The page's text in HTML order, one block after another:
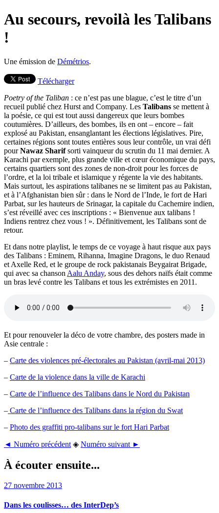
Au secours, revoilà les Talibans
!
Une émission de Démétrios.
Télécharger
Poetry of the Taliban : ce n’est pas une blague, c’est le titre d’un
recueil publié chez Hurst and Company. Les Talibans se mettent à
la poésie, ce qui est tout aussi dangereux que leurs bombes
coutumières. D’ailleurs, des bombes, ils en ont – encore – fait
explosé au Pakistan, ensanglantant les élections législatives. Pire,
certaines régions sont toutes entières sous leur contrôle, un vrai défi
pourNawaz Sharifsorti vainqueur du scrutin du 11 mai dernier. A
Karachi par exemple, plus grande ville et cœur économique du pays,
certains quartiers sont des zones de non-droit pour les forces de
l’ordre, et la loi tribale et islamique y régente la vie des habitants.
Mais surtout, les aspirations talibanes ne se limitent pas au Pakistan,
et à l’Afghanistan bien sûr : dans le Nord de l’Inde, le fort de Hari
Parbat, sur les hauteurs de Srinagar, la capitale du Cachemire indien,
s’est réveillé avec ces inscriptions : « Bienvenue aux talibans !
Indiens rentrez chez vous ! ». Définitivement, les Talibans sont de
retour.
Et dans notre playlist, le temps de ce voyage à haut risque aux pays
des Talibans : Eminem, Rihanna, Imagine Dragons, le duo Renaud
et Axelle Red, et le groupe de rock pakistanais Beygairat Brigade,
qui avec sa chanson Aalu Anday, sous des dehors naïfs était comme
un bras levé contre les Talibans et tous les extrémistes en 2011.
Et pour renouveler la déco de votre chambre, des posters made in
Asie centrale :
– Carte des violences pré-électorales au Pakistan (avril-mai 2013)
– Carte de la violence dans la ville de Karachi
– Carte de l’influence des Talibans dans le Nord du Pakistan
– Carte de l’influence des Talibans dans la région du Swat
– Photo des graffiti pro-talibans sur le fort Hari Parbat
◄ Numéro précédent ◈ Numéro suivant ►
À écouter ensuite...
27 novembre 2013
Dans les coulisses… des InterDep’s